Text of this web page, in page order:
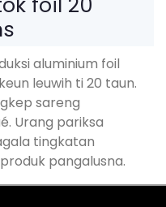
aluminium foil
leuwih ti 20 taun.
sareng
Urang pariksa
tingkatan
pangalusna.